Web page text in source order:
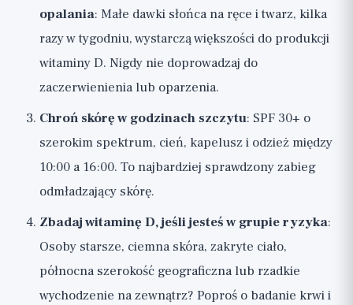
opalania: Małe dawki słońca na ręce i twarz, kilka
razy w tygodniu, wystarczą większości do produkcji
witaminy D. Nigdy nie doprowadzaj do
zaczerwienienia lub oparzenia.
Chroń skórę w godzinach szczytu: SPF 30+ o
szerokim spektrum, cień, kapelusz i odzież między
10:00 a 16:00. To najbardziej sprawdzony zabieg
odmładzający skórę.
Zbadaj witaminę D, jeśli jesteś w grupie ryzyka:
Osoby starsze, ciemna skóra, zakryte ciało,
północna szerokość geograficzna lub rzadkie
wychodzenie na zewnątrz? Poproś o badanie krwi i